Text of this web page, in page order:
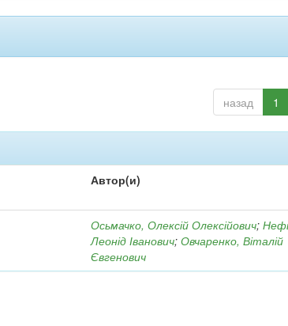
назад 1
Автор(и)
Осьмачко, Олексій Олексійович;
Леонід Іванович;Овчаренко, Віталій
Євгенович